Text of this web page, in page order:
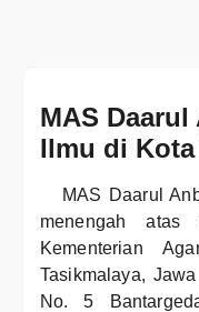
MAS
Ilmu di
MAS Daarul
menengah
Kementerian
Tasikmalaya,
No. 5